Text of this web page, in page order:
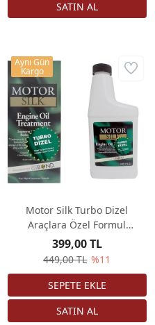
Motor Silk Turbo Dizel
Araçlara Özel Formul
Motorsilk Bor Katkı
449,00 TL %11
399,00 TL
Aynı Gün
Kargo